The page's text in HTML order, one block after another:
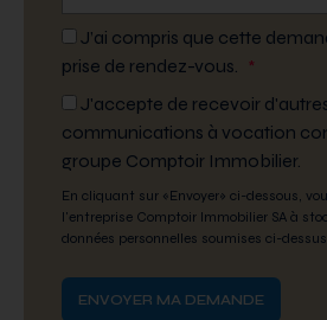
J’ai compris que cette
prise de rendez-vous. *
J'accepte de recevoir
communications à vocation
groupe Comptoir Immobilier.
En cliquant sur «Envoyer» ci-dessous,
l'entreprise Comptoir Immobilier SA à
données personnelles soumises ci-